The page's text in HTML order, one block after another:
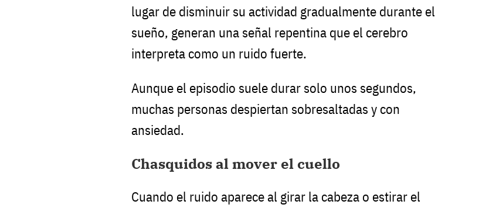
lugar de disminuir su actividad gradualmente durante el
sueño, generan una señal repentina que el cerebro
interpreta como un ruido fuerte.
Aunque el episodio suele durar solo unos segundos,
muchas personas despiertan sobresaltadas y con
ansiedad.
Chasquidos al mover el cuello
Cuando el ruido aparece al girar la cabeza o estirar el